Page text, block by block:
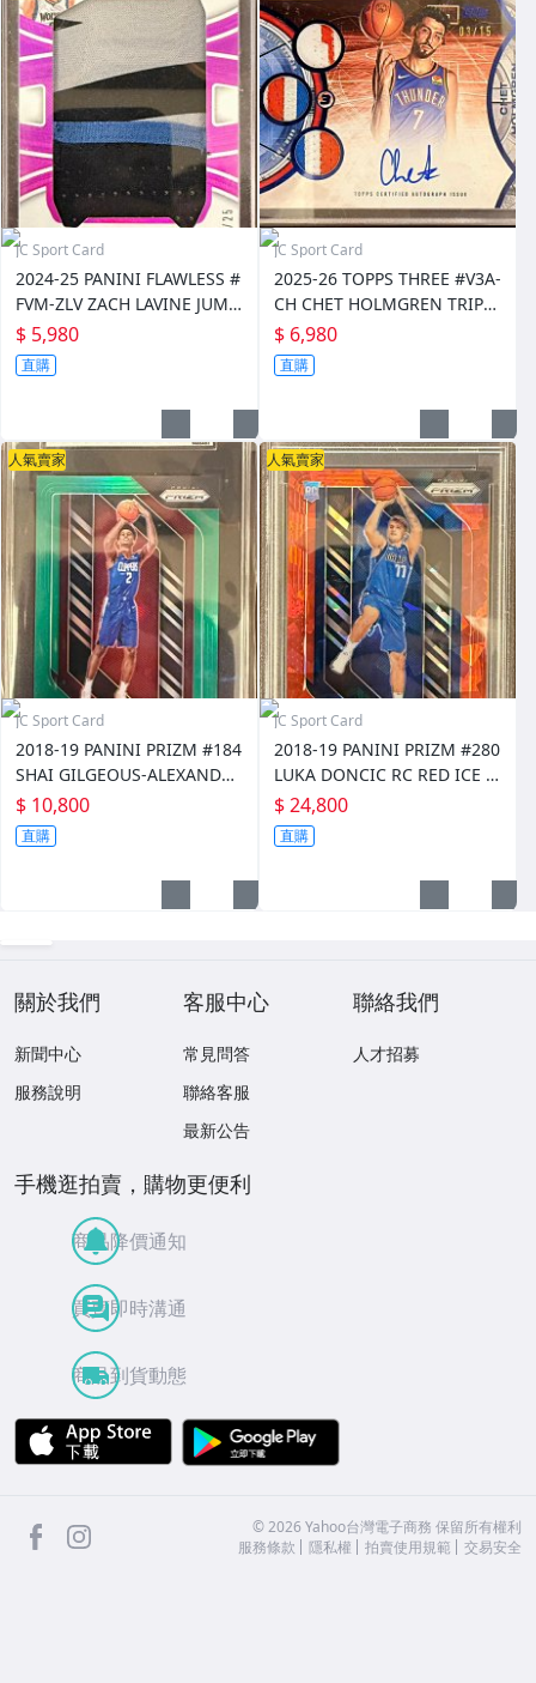
JC Sport Card
2024-25 PANINI FLAWLESS #
FVM-ZLV ZACH LAVINE JUMB
O PATCH FOTL /25
$ 5,980
直購
JC Sport Card
2025-26 TOPPS THREE #V3A-
CH CHET HOLMGREN TRIPLE
PATCH AUTO /13
$ 6,980
直購
人氣賣家
JC Sport Card
2018-19 PANINI PRIZM #184
SHAI GILGEOUS-ALEXANDER
RC GREEN SGC10
$ 10,800
直購
人氣賣家
JC Sport Card
2018-19 PANINI PRIZM #280
LUKA DONCIC RC RED ICE P
SA10
$ 24,800
直購
關於我們
新聞中心
服務說明
客服中心
常見問答
聯絡客服
最新公告
聯絡我們
人才招募
手機逛拍賣，購物更便利
商品降價通知
買賣即時溝通
商品到貨動態
APP Store
facebook ©2026 Yahoo台灣電子商務 保留所有權利
服務條款
隱私權 拍賣使用規範 交易安全